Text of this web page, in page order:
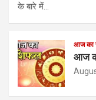
के बारे में…
आज का
आज